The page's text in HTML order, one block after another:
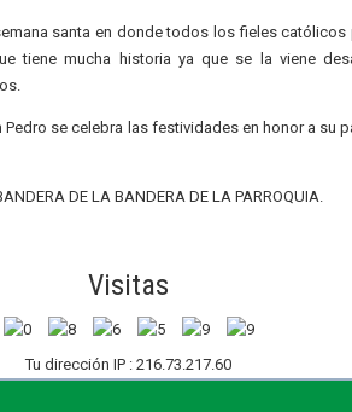
santa en donde todos los fieles católicos
tiene mucha historia ya que se la viene
Pedro se celebra las festividades en honor a su
DE LA BANDERA DE LA PARROQUIA.
Visitas
Tu dirección IP : 216.73.217.60